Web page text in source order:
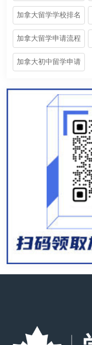
加拿大留学学校排名
加拿大留学申请流程
加拿大初中留学申请